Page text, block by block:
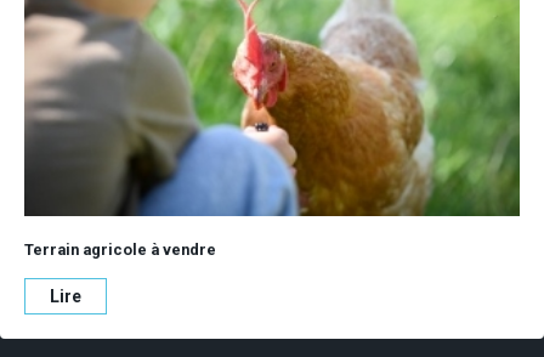
Terrain agricole à vendre
Lire